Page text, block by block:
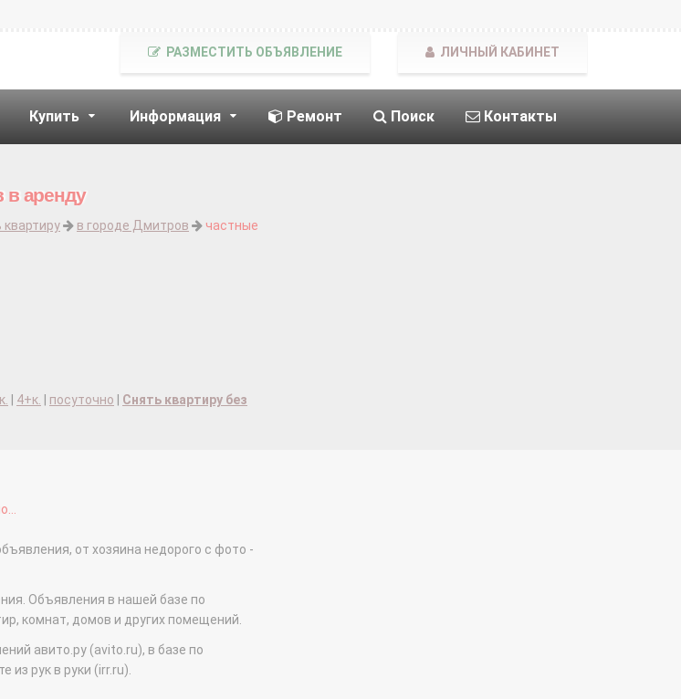
Купить Информация Ремонт Поиск Контакты
РАЗМЕСТИТЬ ОБЪЯВЛЕНИЕ ЛИЧНЫЙ КАБИНЕТ
в аренду
квартиру в городе Дмитров
частные
4+к. посуточно
Снять квартиру без
от хозяина недорого с фото -
Объявления в нашей базе по
комнат, домов и других помещений.
авито.ру (avito.ru), в базе по
рук в руки (irr.ru).